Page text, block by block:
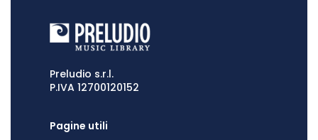
Preludio s.r.l.
P.IVA 12700120152
Pagine utili